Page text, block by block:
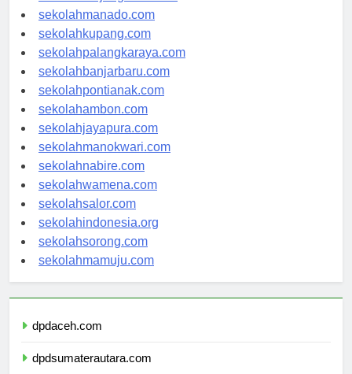
sekolahtanjungselor.com
sekolahmanado.com
sekolahkupang.com
sekolahpalangkaraya.com
sekolahbanjarbaru.com
sekolahpontianak.com
sekolahambon.com
sekolahjayapura.com
sekolahmanokwari.com
sekolahnabire.com
sekolahwamena.com
sekolahsalor.com
sekolahindonesia.org
sekolahsorong.com